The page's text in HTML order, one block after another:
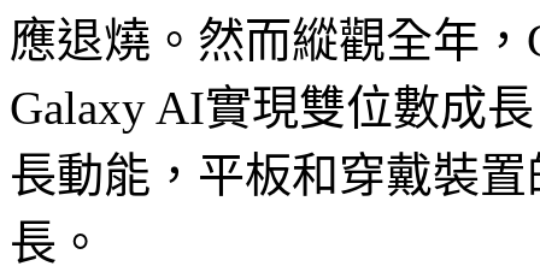
應退燒。然而縱觀全年
Galaxy AI實現雙位數成
長動能，平板和穿戴裝
長。